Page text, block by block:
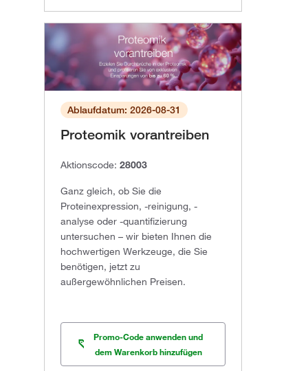
Ablaufdatum: 2026-08-31
Proteomik vorantreiben
Aktionscode: 28003
Ganz gleich, ob Sie die
Proteinexpression, -reinigung, -
analyse oder -quantifizierung
untersuchen – wir bieten Ihnen die
hochwertigen Werkzeuge, die Sie
benötigen, jetzt zu
außergewöhnlichen Preisen.
Promo-Code anwenden und
dem Warenkorb hinzufügen